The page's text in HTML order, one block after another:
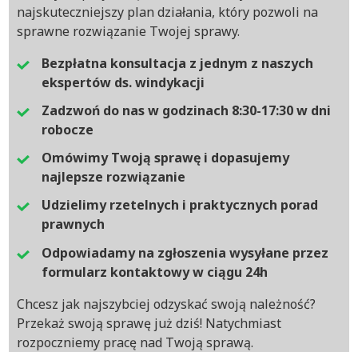
najskuteczniejszy plan działania, który pozwoli na
sprawne rozwiązanie Twojej sprawy.
Bezpłatna konsultacja z jednym z naszych
ekspertów ds. windykacji
Zadzwoń do nas w godzinach 8:30-17:30 w dni
robocze
Omówimy Twoją sprawę i dopasujemy
najlepsze rozwiązanie
Udzielimy rzetelnych i praktycznych porad
prawnych
Odpowiadamy na zgłoszenia wysyłane przez
formularz kontaktowy w ciągu 24h
Chcesz jak najszybciej odzyskać swoją należność?
Przekaż swoją sprawę już dziś! Natychmiast
rozpoczniemy pracę nad Twoją sprawą.